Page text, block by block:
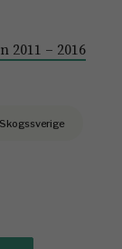
– 2016
Skogssverige